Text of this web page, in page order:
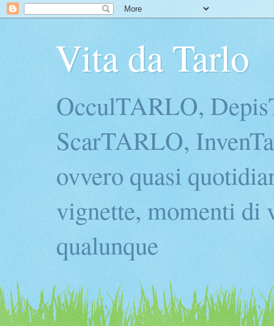
Vita da Tarlo
OcculTARLO,
ScarTARLO,
ovvero quasi
vignette, momenti di
qualunque